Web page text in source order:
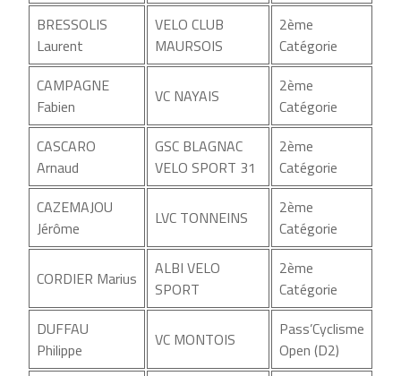
BRESSOLIS
Laurent
VELO CLUB
MAURSOIS
2ème
Catégorie
CAMPAGNE
Fabien
VC NAYAIS
2ème
Catégorie
CASCARO
Arnaud
GSC BLAGNAC
VELO SPORT 31
2ème
Catégorie
CAZEMAJOU
Jérôme
LVC TONNEINS
2ème
Catégorie
CORDIER Marius
ALBI VELO
SPORT
2ème
Catégorie
DUFFAU
Philippe
VC MONTOIS
Pass’Cyclisme
Open (D2)